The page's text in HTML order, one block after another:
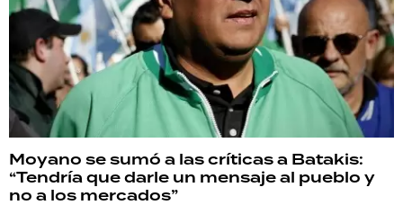
Moyano se sumó a las críticas a Batakis:
“Tendría que darle un mensaje al pueblo y
no a los mercados”